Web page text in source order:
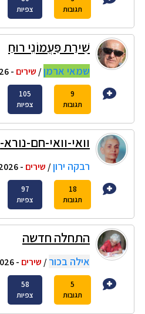
תגובות
צפיות
שִׁירַת פַּעֲמוֹנֵי רוּחַ
שמאי ארמן/ שירים - 21/07/2026 18:29
9
תגובות
105
צפיות
וואי-וואי-חם-נורא-
רבקה ירון/ שירים - 21/07/2026 17:41
18
תגובות
97
צפיות
התחלה חדשה
אילה בכור/ שירים - 21/07/2026 17:03
5
תגובות
58
צפיות